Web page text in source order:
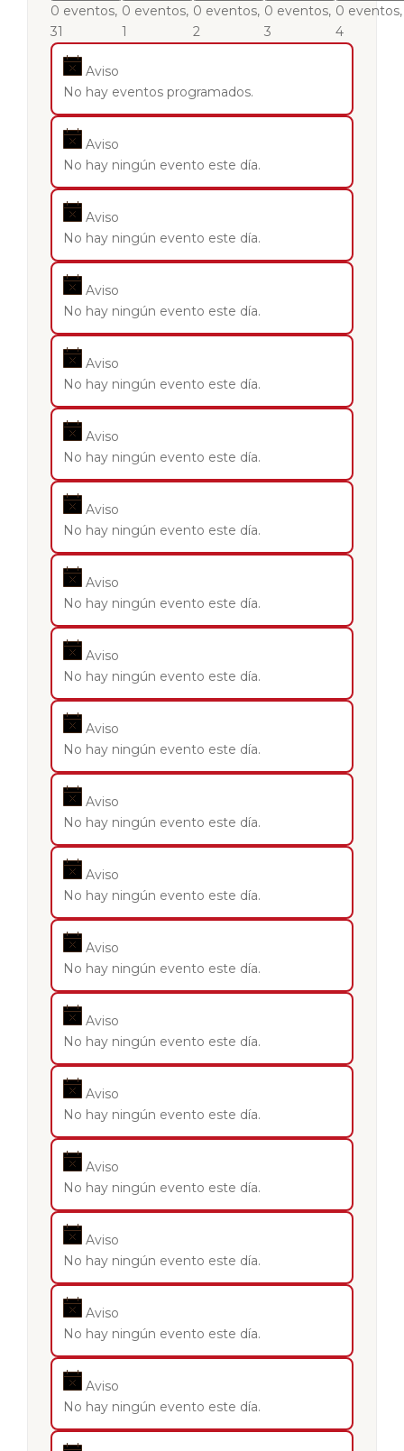
0 eventos,
31
0 eventos,
1
0 eventos,
2
0 eventos,
3
0 eventos,
4
Aviso
No hay eventos programados.
Aviso
No hay ningún evento este día.
Aviso
No hay ningún evento este día.
Aviso
No hay ningún evento este día.
Aviso
No hay ningún evento este día.
Aviso
No hay ningún evento este día.
Aviso
No hay ningún evento este día.
Aviso
No hay ningún evento este día.
Aviso
No hay ningún evento este día.
Aviso
No hay ningún evento este día.
Aviso
No hay ningún evento este día.
Aviso
No hay ningún evento este día.
Aviso
No hay ningún evento este día.
Aviso
No hay ningún evento este día.
Aviso
No hay ningún evento este día.
Aviso
No hay ningún evento este día.
Aviso
No hay ningún evento este día.
Aviso
No hay ningún evento este día.
Aviso
No hay ningún evento este día.